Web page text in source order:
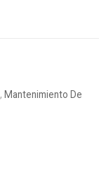
, Mantenimiento De